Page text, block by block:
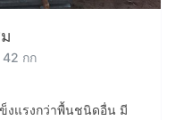
42 กก
งแรงกว่าพื้นชนิดอื่น มี